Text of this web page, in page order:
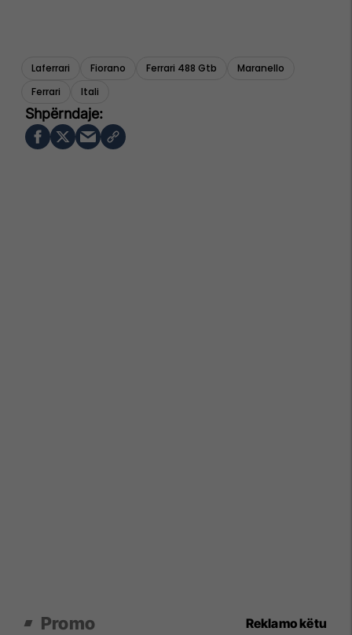
Laferrari Fiorano Ferrari 488 Gtb
Maranello
Ferrari
Itali
Promo Reklamo këtu